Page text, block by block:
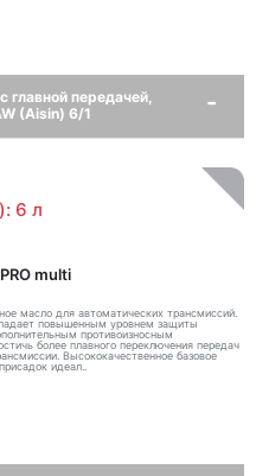
главной передачей,
(Aisin) 6/1
6 л
multi
масло для автоматических трансмиссий.
повышенным уровнем защиты
противоизносным
более плавного переключения передач
Высококачественное базовое
идеал..